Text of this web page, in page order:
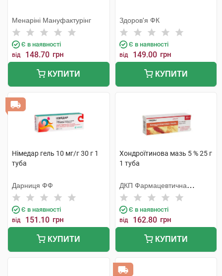
Менаріні Мануфактурінг
Є в наявності
від 148.70 грн
КУПИТИ
Здоров'я ФК
Є в наявності
від 149.00 грн
КУПИТИ
Німедар гель 10 мг/г 30 г 1
туба
Дарниця ФФ
Є в наявності
від 151.10 грн
КУПИТИ
Хондроїтинова мазь 5 % 25 г
1 туба
ДКП Фармацевтична
фабрика
Є в наявності
від 162.80 грн
КУПИТИ